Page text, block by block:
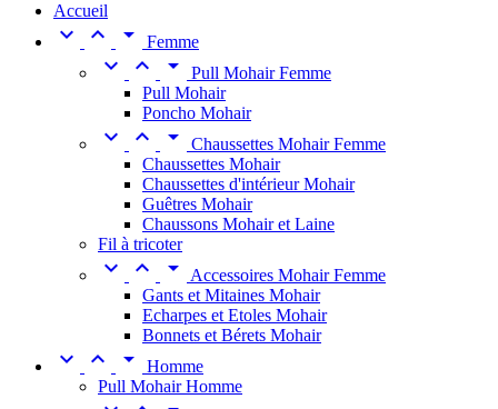
Accueil
   Femme
  
Pull Mohair Femme
Pull Mohair
Poncho Mohair
  
Chaussettes Mohair Femme
Chaussettes Mohair
Chaussettes d'intérieur Mohair
Guêtres Mohair
Chaussons Mohair et Laine
Fil à tricoter
  
Accessoires Mohair Femme
Gants et Mitaines Mohair
Echarpes et Etoles Mohair
Bonnets et Bérets Mohair
  
Homme
Pull Mohair Homme